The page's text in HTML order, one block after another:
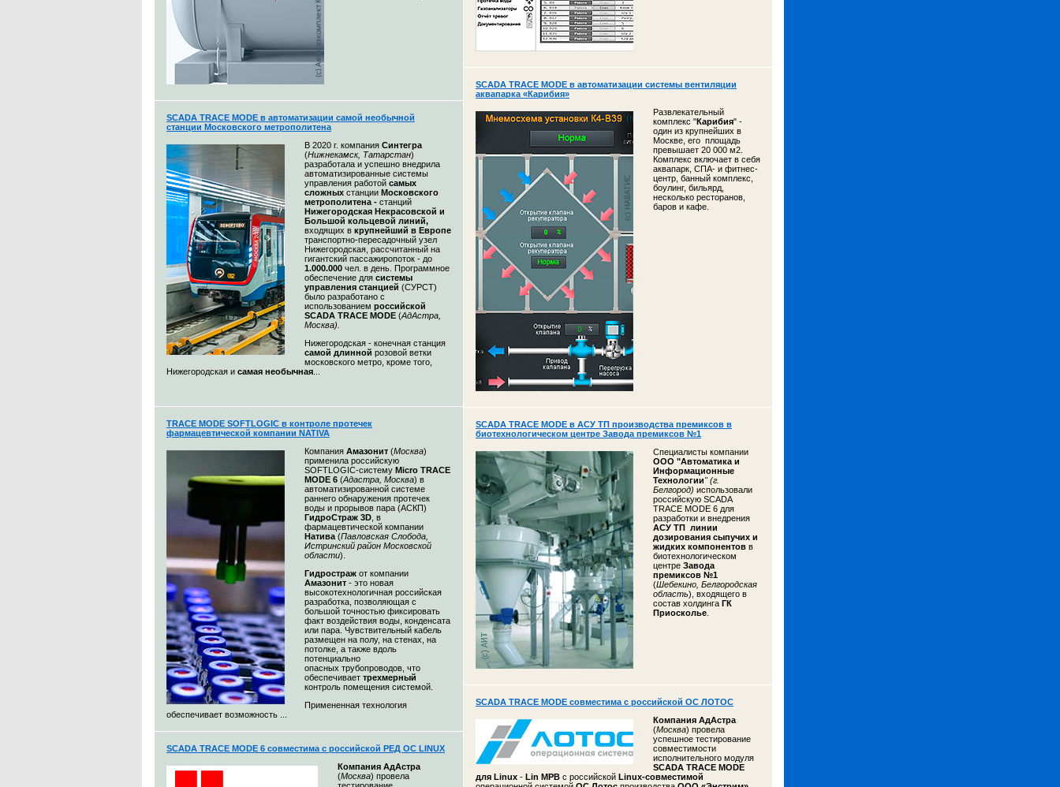
SCADA TRACE MODE в автоматизации самой необычной
станции Московского метрополитена
В 2020 г. компания Синтегра
(Нижнекамск, Татарстан)
разработала и успешно внедрила
автоматизированные системы
управления работой самых
сложных станции Московского
метрополитена - станций
Нижегородская Некрасовской и
Большой кольцевой линий,
входящих в крупнейший в Европе
транспортно-пересадочный узел
Нижегородская, рассчитанный на
гигантский пассажиропоток - до
1.000.000 чел. в день. Программное
обеспечение для системы
управления станцией (СУРСТ)
было разработано с
использованием российской
SCADA TRACE MODE (АдАстра,
Москва)
Нижегородская - конечная станция
самой длинной розовой ветки
московского метро, кроме того,
Нижегородская и самая необычная
TRACE MODE SOFTLOGIC в контроле протечек
фармацевтической компании NATIVA
Компания Амазонит (Москва)
применила российскую
SOFTLOGIC-систему Micro TRACE
MODE 6 (Адастра, Москва) в
автоматизированной системе
раннего обнаружения протечек
воды и прорывов пара (АСКП)
ГидроСтраж 3D , в
фармацевтической компании
Натива (Павловская Слобода,
Истринский район Московской
области).
Гидростраж от компании
Амазонит - это новая
высокотехнологичная российская
разработка, позволяющая с
большой точностью фиксировать
факт воздействия воды, конденсата
или пара. Чувствительный кабель
размещен на полу, на стенах, на
потолке, а также вдоль
потенциально
опасных трубопроводов, что
обеспечивает трехмерный
контроль помещения системой.
Примененная технология
обеспечивает возможность ...
SCADA TRACE MODE 6 совместима с российской РЕД ОС LINUX
Компания АдАстра
(Москва) провела
SCADA TRACE MODE в автоматизации системы вентиляции
аквапарка «Карибия»
Развлекательный
комплекс "Карибия" -
один из крупнейших в
Москве, его площадь
превышает 20 000 м2.
Комплекс включает в себя
аквапарк, СПА- и фитнес-
центр, банный комплекс,
боулинг, бильярд,
несколько ресторанов,
баров и кафе.
SCADA TRACE MODE в АСУ ТП производства премиксов в
биотехнологическом центре Завода премиксов №1
Специалисты компании
ООО "Автоматика и
Информационные
Технологии" (г.
Белгород) использовали
российскую SCADA
TRACE MODE 6 для
разработки и внедрения
АСУ ТП линии
дозирования сыпучих и
жидких компонентов в
биотехнологическом
центре Завода
премиксов №1
(Шебекино, Белгородская
область), входящего в
состав холдинга ГК
Приосколье
SCADA TRACE MODE совместима с российской ОС ЛОТОС
Компания АдАстра
(Москва) провела
успешное тестирование
совместимости
исполнительного модуля
SCADA TRACE MODE
для Linux - Lin МРВ с российской Linux-совместимой